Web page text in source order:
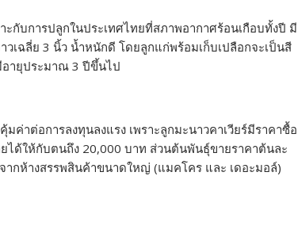
กับการปลูกในประเทศไทยที่สภาพอากาศร้อนเกือบทั้งปี มี
เฉลี่ย 3 นิ้ว น้ำหนักดี โดยลูกแก่พร้อมเก็บเปลือกจะเป็นสี
อายุประมาณ 3 ปีขึ้นไป
ค่าต่อการลงทุนลงแรง เพราะลูกมะนาวคาเวียร์มีราคาซื้อ
ได้ให้กับตนถึง 20,000 บาท ส่วนต้นพันธุ์ขายราคาต้นละ
กห้างสรรพสินค้าขนาดใหญ่ (แมคโคร และ เดอะมอล์)